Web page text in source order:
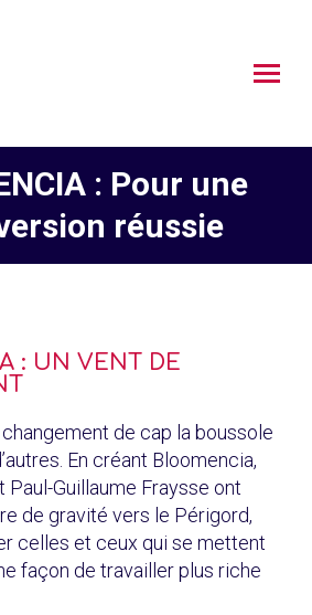
: Pour une
réussie
: UN VENT DE
de cap la boussole
En créant Bloomencia,
Paul-Guillaume Fraysse ont
de gravité vers le Périgord,
celles et ceux qui se mettent
façon de travailler plus riche